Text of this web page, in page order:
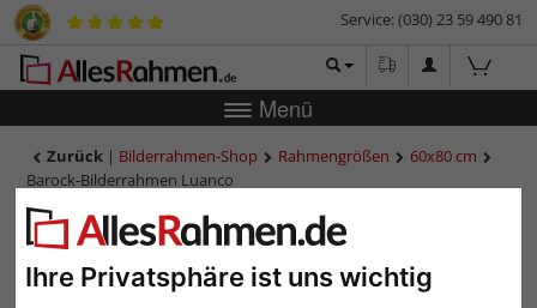
Ihre Privatsphäre ist uns wichtig
Service: (030) 23 59 490 81
Menü
Zurück | Bilderrahmen-Shop Rahmengrößen
60x80 cm
Barock-Bilderrahmen Luanco
Barock-Bilderrahmen Luanco